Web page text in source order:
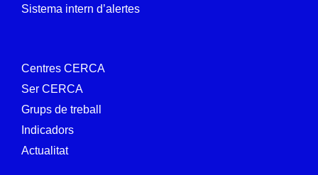
Sistema intern d’alertes
Centres CERCA
Ser CERCA
Grups de treball
Indicadors
Actualitat